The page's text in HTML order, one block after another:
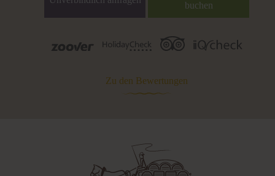
buchen
Zu den Bewertungen